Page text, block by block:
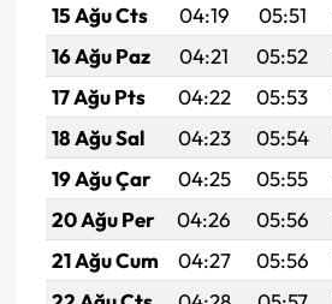
15 Ağu Cts
04:19 05:51
16 Ağu Paz
04:21 05:52
17 Ağu Pts
04:22 05:53
18 Ağu Sal
04:23 05:54
19 Ağu Çar
04:25 05:55
20 Ağu Per
04:26 05:56
21 Ağu Cum
04:27 05:56